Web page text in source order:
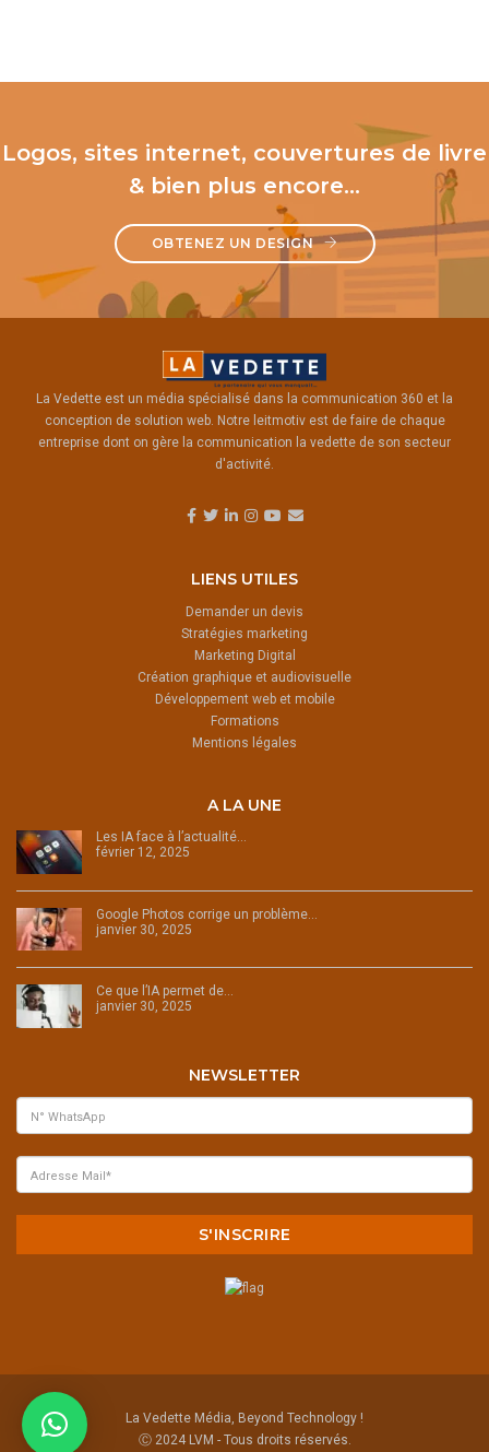
Logos, sites internet, couvertures de livre
& bien plus encore…
OBTENEZ UN DESIGN
La Vedette est un média spécialisé dans la communication 360 et la
conception de solution web. Notre leitmotiv est de faire de chaque
entreprise dont on gère la communication la vedette de son secteur
d'activité.
LIENS UTILES
Demander un devis
Stratégies marketing
Marketing Digital
Création graphique et audiovisuelle
Développement web et mobile
Formations
Mentions légales
A LA UNE
Les IA face à l’actualité…
février 12, 2025
Google Photos corrige un problème…
janvier 30, 2025
Ce que l’IA permet de…
janvier 30, 2025
NEWSLETTER
La Vedette Média, Beyond Technology !
Ⓒ 2024 LVM - Tous droits réservés.